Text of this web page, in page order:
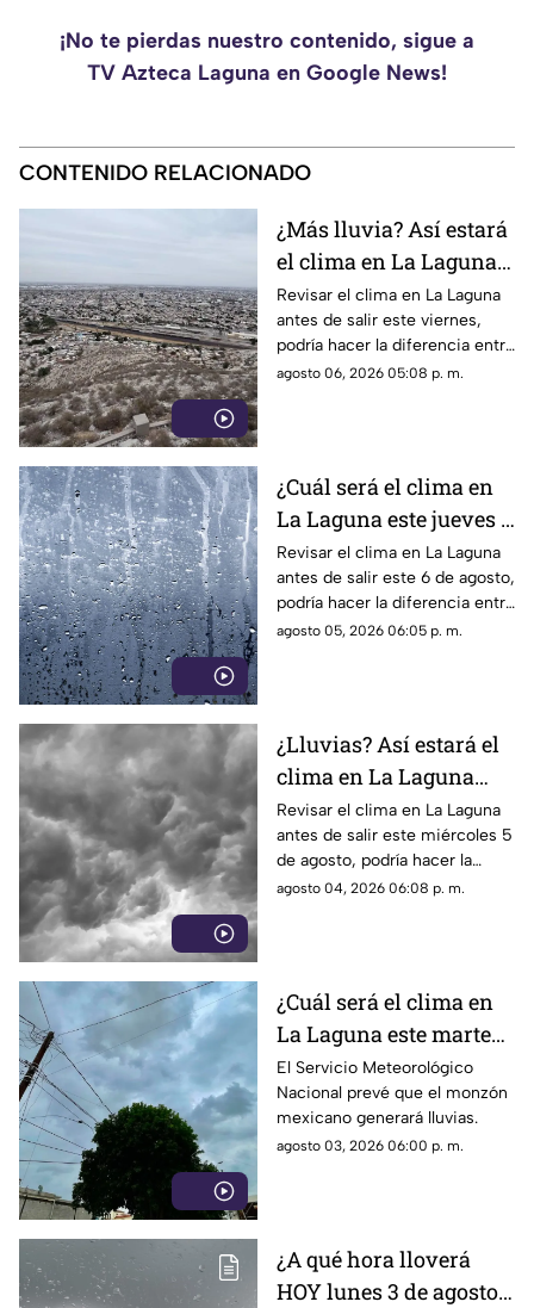
¡No te pierdas nuestro contenido, sigue a
TV Azteca Laguna en Google News!
CONTENIDO RELACIONADO
¿Más lluvia? Así estará
el clima en La Laguna
este viernes 7 de agosto
2026
Revisar el clima en La Laguna
antes de salir este viernes,
podría hacer la diferencia entre
un día tranquilo y uno lleno de
agosto 06, 2026 05:08 p. m.
¿Cuál será el clima en
La Laguna este jueves 6
de agosto 2026?
Revisar el clima en La Laguna
antes de salir este 6 de agosto,
podría hacer la diferencia entre
un día tranquilo y uno lleno de
agosto 05, 2026 06:05 p. m.
¿Lluvias? Así estará el
clima en La Laguna
este miércoles 5 de
agosto 2026
Revisar el clima en La Laguna
antes de salir este miércoles 5
de agosto, podría hacer la
diferencia entre un día
agosto 04, 2026 06:08 p. m.
¿Cuál será el clima en
La Laguna este martes
4 de agosto 2026?
El Servicio Meteorológico
Nacional prevé que el monzón
mexicano generará lluvias.
agosto 03, 2026 06:00 p. m.
¿A qué hora lloverá
HOY lunes 3 de agosto